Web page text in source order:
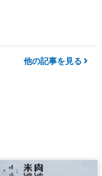
他の記事を見る